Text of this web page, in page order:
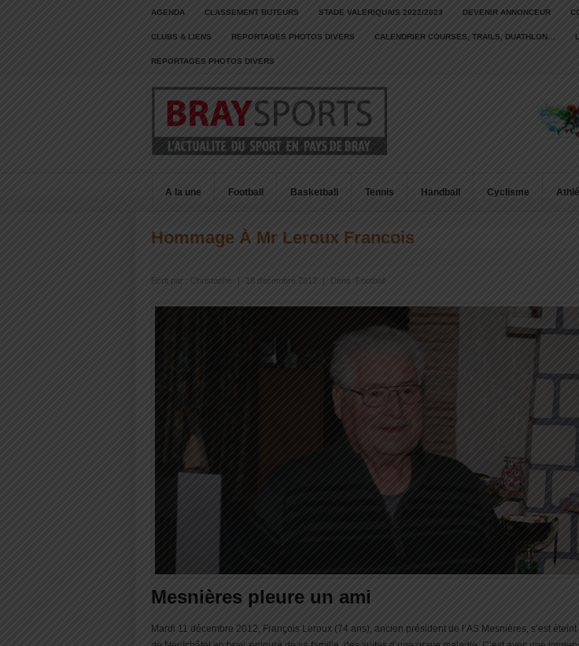
AGENDA CLASSEMENT BUTEURS STADE VALERIQUAIS 2022/2023 DEVENIR ANNONCEUR
CLUBS & LIENS REPORTAGES PHOTOS DIVERS CALENDRIER COURSES, TRAILS, DUATHLON…
REPORTAGES PHOTOS DIVERS
A la une Football Basketball Tennis Handball Cyclisme
Hommage À Mr Leroux Francois
Écrit par : Christophe 18 décembre 2012 Dans : Football
Mesnières pleure un ami
Mardi 11 décembre 2012, François Leroux (74 ans), ancien président de l’AS Mesnières, s’est éteint